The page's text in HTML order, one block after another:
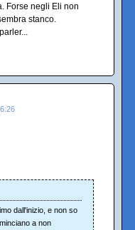
Forse negli Eli non
stanco.
dall'inizio, e non so
a non